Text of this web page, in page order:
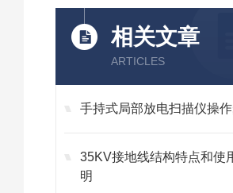
相关文章
ARTICLES
手持式局部放电扫描仪操
35KV接地线结构特点和使
明